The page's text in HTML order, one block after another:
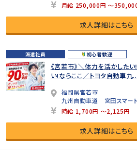
月給 250,000円 ～
求人詳細はこちら
派遣社員 初心者歓迎
《宮若市》＼体力を活かした
い!ならここ／トヨタ自動車九
福岡県宮若市
九州自動車道 宮田スマー
時給 1,700円 ～2,125円
求人詳細はこちら